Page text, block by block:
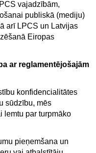
vajadzībām,
publiskā (mediju)
arī LPCS un Latvijas
Eiropas
ar reglamentējošajām
konfidencialitātes
sūdzību, mēs
lemtu par turpmāko
pieņemšana un